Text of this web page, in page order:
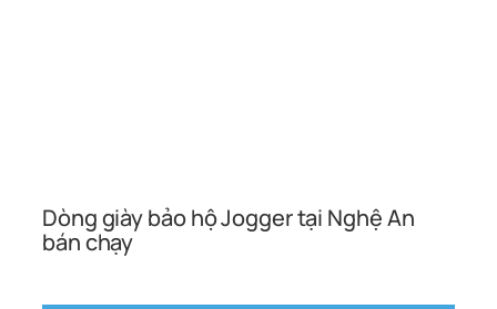
Dòng giày bảo hộ Jogger tại Nghệ An
bán chạy